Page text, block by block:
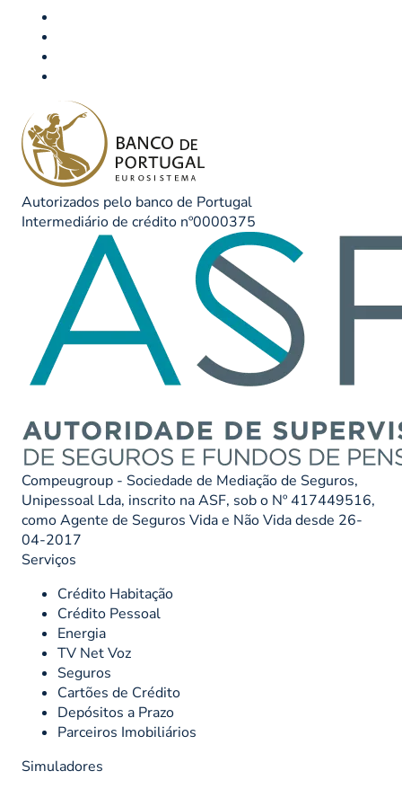
Autorizados pelo banco de Portugal
Intermediário de crédito nº0000375
Compeugroup - Sociedade de Mediação de Seguros,
Unipessoal Lda, inscrito na ASF, sob o Nº 417449516,
como Agente de Seguros Vida e Não Vida desde 26-
04-2017
Serviços
Crédito Habitação
Crédito Pessoal
Energia
TV Net Voz
Seguros
Cartões de Crédito
Depósitos a Prazo
Parceiros Imobiliários
Simuladores